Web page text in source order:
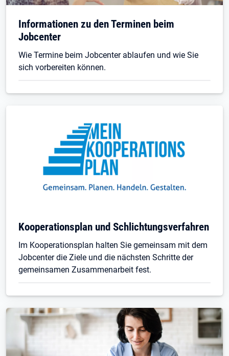
Informationen zu den Terminen beim
Jobcenter
Wie Termine beim Jobcenter ablaufen und wie Sie
sich vorbereiten können.
Kooperationsplan und Schlichtungsverfahren
Im Kooperationsplan halten Sie gemeinsam mit dem
Jobcenter die Ziele und die nächsten Schritte der
gemeinsamen Zusammenarbeit fest.